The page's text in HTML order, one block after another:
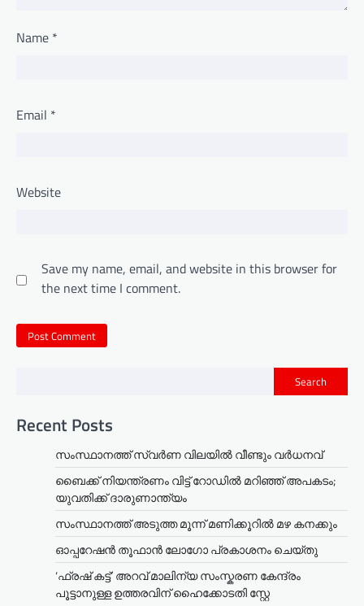
Name *
Email *
Website
Save my name, email, and website in this browser for
the next time I comment.
Search
Recent Posts
സംസ്ഥാനത്ത് സ്വർണ വിലയിൽ വീണ്ടും വർധനവ്
ബൈക്ക് നിയന്ത്രണം വിട്ട് റോഡില്‍ മറിഞ്ഞ് അപകടം;
യുവതിക്ക് ദാരുണാന്ത്യം
സംസ്ഥാനത്ത് അടുത്ത മൂന്ന് മണിക്കൂറിൽ മഴ കനക്കും
ഓപ്പറേഷൻ തൂഫാൻ ലോഗോ പ്രകാശനം ചെയ്തു
‘ഫ്രഷ് കട്ട്’ അറവ് മാലിന്യ സംസ്കരണ കേന്ദ്രം
പൂട്ടാനുള്ള ഉത്തരവിന് ഹൈക്കോടതി സ്റ്റേ